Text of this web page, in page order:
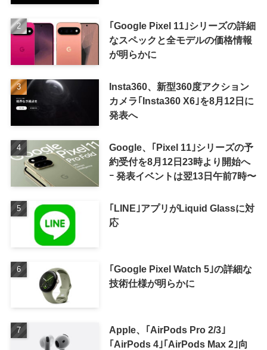
｢Google Pixel 11｣シリーズの詳細
なスペックと全モデルの価格情報
が明らかに
Insta360、新型360度アクション
カメラ｢Insta360 X6｣を8月12日に
発表へ
Google、｢Pixel 11｣シリーズの予
約受付を8月12日23時より開始へ
ｰ 発表イベントは翌13日午前7時〜
｢LINE｣アプリがLiquid Glassに対
応
｢Google Pixel Watch 5｣の詳細な
技術仕様が明らかに
Apple、｢AirPods Pro 2/3｣
｢AirPods 4｣｢AirPods Max 2｣向